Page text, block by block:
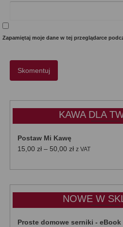
Zapamiętaj moje dane w tej przeglądarce
KAWA DLA
Postaw Mi Kawę
15,00 zł – 50,00 złZakres
od
do
50,00 zł
z VAT
NOWE W
Proste domowe serniki - eBook